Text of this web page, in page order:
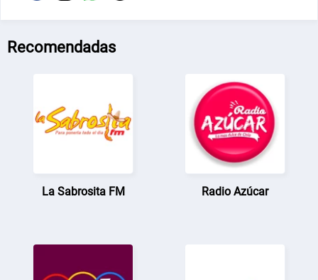
Recomendadas
La Sabrosita FM Radio Azúcar